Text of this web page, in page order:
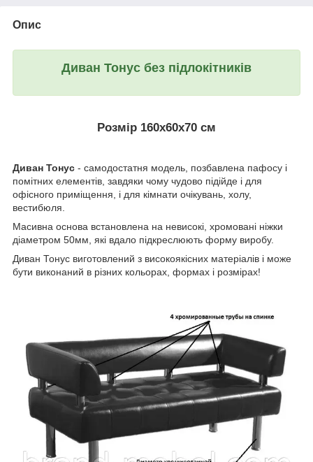
Опис
Диван Тонус без підлокітників
Розмір 160х60х70 см
Диван Тонус - самодостатня модель, позбавлена пафосу і
помітних елементів, завдяки чому чудово підійде і для
офісного приміщення, і для кімнати очікувань, холу,
вестибюля.
Масивна основа встановлена на невисокі, хромовані ніжки
діаметром 50мм, які вдало підкреслюють форму виробу.
Диван Тонус виготовлений з високоякісних матеріалів і може
бути виконаний в різних кольорах, формах і розмірах!